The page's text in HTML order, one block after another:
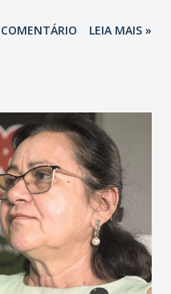
na região metropolitana
data é especial: - É uma
uma loja no Ceará,
A joia é um presente
Queremos estar
público, entregando
diz. Qualidade em
com o objetivo de
para o consumidor final.
LEIA MAIS »